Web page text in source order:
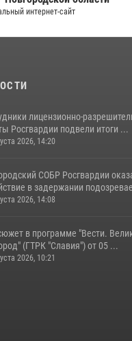
интернет-сайт
лицензионно-
Росгвардии подвели итоги ...
2026, 14:20
СОБР Росгвардии
в задержании
2026, 14:08
в программе "Вести.
(ГТРК "Славия") от 05 ...
2026, 10:21